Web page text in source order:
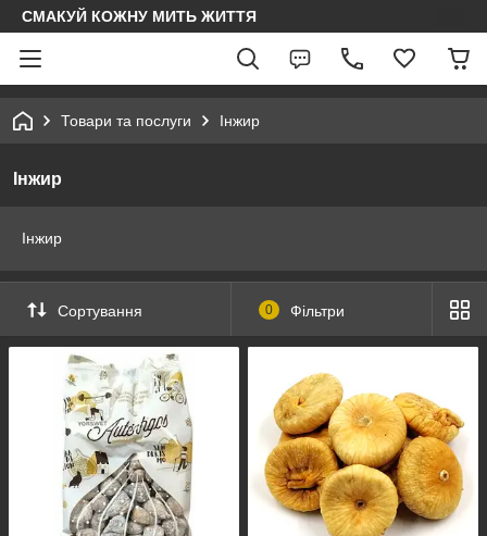
СМАКУЙ КОЖНУ МИТЬ ЖИТТЯ
Товари та послуги Інжир
Інжир
Інжир
Сортування 0 Фільтри